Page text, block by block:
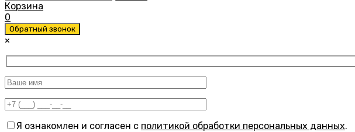
Корзина
0
Обратный звонок
×
Я ознакомлен и согласен с политикой обработки персональных данных.